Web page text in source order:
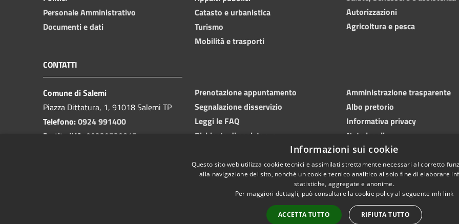
Personale Amministrativo
Documenti e dati
Catasto e urbanistica
Turismo
Mobilità e trasporti
Autorizzazioni
Agricoltura e pesca
CONTATTI
Comune di Salemi
Piazza Dittatura, 1, 91018 Salemi TP
Telefono:0924 991400
Partita IVA: 00239730815
Prenotazione appuntamento
Segnalazione disservizio
Leggi le FAQ
Richiesta di assistenza
Amministrazione trasparente
Albo pretorio
Informativa privacy
Note legali
Dichiarazione di accessibilità
Informazioni sui cookie
Questo sito web utilizza cookie tecnici e assimilati strettamente necessari al corretto
alla navigazione del sito, nonché un cookie tecnico analitico al solo fine di elaborare
statistiche, aggregate e anonime.
Per maggiori dettagli, può consultare la cookie policy al seguente mh link
ACCETTA TUTTO RIFIUTA TUTTO